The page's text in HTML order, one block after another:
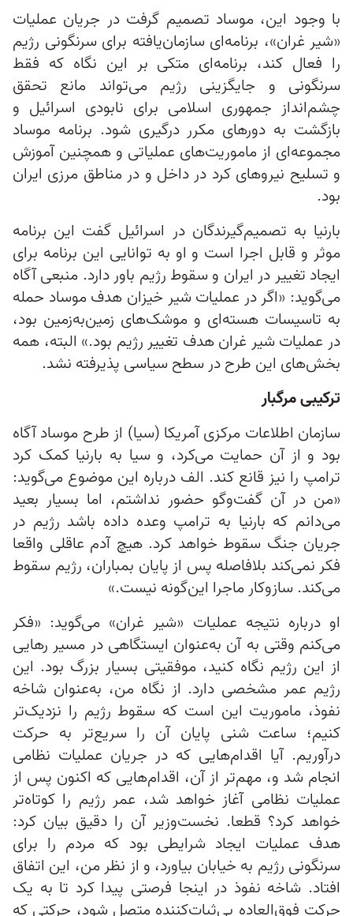
با وجود این، موساد تصمیم گرفت در جریان عملیات
«شیر غران»، برنامه‌ای سازمان‌یافته برای سرنگونی رژیم
را فعال کند، برنامه‌ای متکی بر این نگاه که فقط
سرنگونی و جایگزینی رژیم می‌تواند مانع تحقق
چشم‌انداز جمهوری اسلامی برای نابودی اسرائیل و
بازگشت به دورهای مکرر درگیری شود. برنامه موساد
مجموعه‌ای از ماموریت‌های عملیاتی و همچنین آموزش
و تسلیح نیروهای کرد در داخل و در مناطق مرزی ایران
بود.
بارنیا به تصمیم‌گیرندگان در اسرائیل گفت این برنامه
موثر و قابل اجرا است و او به توانایی این برنامه برای
ایجاد تغییر در ایران و سقوط رژیم باور دارد. منبعی آگاه
می‌گوید: «اگر در عملیات شیر خیزان هدف موساد حمله
به تاسیسات هسته‌ای و موشک‌های زمین‌به‌زمین بود،
در عملیات شیر غران هدف تغییر رژیم بود.» البته، همه
بخش‌های این طرح در سطح سیاسی پذیرفته نشد.
ترکیبی مرگبار
سازمان اطلاعات مرکزی آمریکا (سیا) از طرح موساد آگاه
بود و از آن حمایت می‌کرد، و سیا به بارنیا کمک کرد
ترامپ را نیز قانع کند. الف درباره این موضوع می‌گوید:
«من در آن گفت‌وگو حضور نداشتم، اما بسیار بعید
می‌دانم که بارنیا به ترامپ وعده داده باشد رژیم در
جریان جنگ سقوط خواهد کرد. هیچ آدم عاقلی واقعا
فکر نمی‌کند بلافاصله پس از پایان بمباران، رژیم سقوط
می‌کند. سازوکار ماجرا این‌گونه نیست.»
او درباره نتیجه عملیات «شیر غران» می‌گوید: «فکر
می‌کنم وقتی به آن به‌عنوان ایستگاهی در مسیر رهایی
از این رژیم نگاه کنید، موفقیتی بسیار بزرگ بود. این
رژیم عمر مشخصی دارد. از نگاه من، به‌عنوان شاخه
نفوذ، ماموریت این است که سقوط رژیم را نزدیک‌تر
کنیم؛ ساعت شنی پایان آن را سریع‌تر به حرکت
درآوریم. آیا اقدام‌هایی که در جریان عملیات نظامی
انجام شد و، مهم‌تر از آن، اقدام‌هایی که اکنون پس از
عملیات نظامی آغاز خواهد شد، عمر رژیم را کوتاه‌تر
خواهد کرد؟ قطعا. نخست‌وزیر آن را دقیق بیان کرد:
هدف عملیات ایجاد شرایطی بود که مردم را برای
سرنگونی رژیم به خیابان بیاورد، و از نظر من، این اتفاق
افتاد. شاخه نفوذ در اینجا فرصتی پیدا کرد تا به یک
حرکت فوق‌العاده بی‌ثبات‌کننده متصل شود، حرکتی که